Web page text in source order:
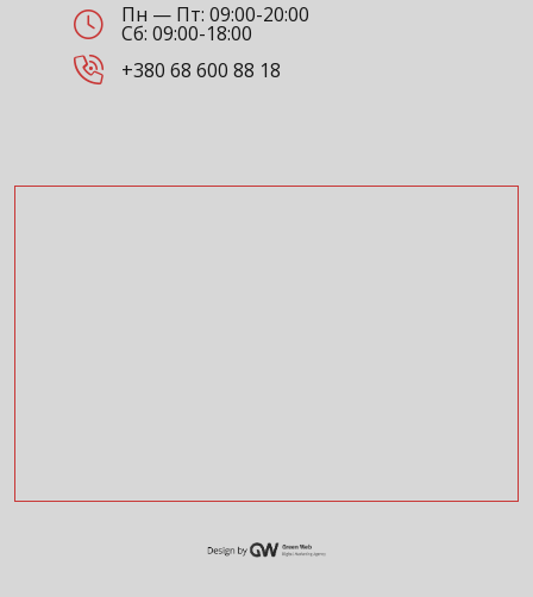
Пн — Пт: 09:00-20:00
Сб: 09:00-18:00
+380 68 600 88 18